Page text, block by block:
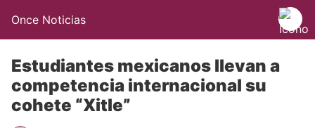
Once Noticias
Estudiantes mexicanos llevan a
competencia internacional su
cohete “Xitle”